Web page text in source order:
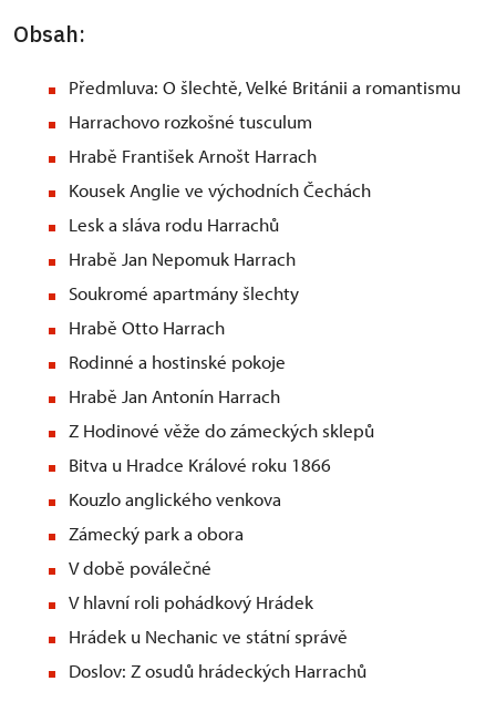
Obsah:
Předmluva: O šlechtě, Velké Británii a romantismu
Harrachovo rozkošné tusculum
Hrabě František Arnošt Harrach
Kousek Anglie ve východních Čechách
Lesk a sláva rodu Harrachů
Hrabě Jan Nepomuk Harrach
Soukromé apartmány šlechty
Hrabě Otto Harrach
Rodinné a hostinské pokoje
Hrabě Jan Antonín Harrach
Z Hodinové věže do zámeckých sklepů
Bitva u Hradce Králové roku 1866
Kouzlo anglického venkova
Zámecký park a obora
V době poválečné
V hlavní roli pohádkový Hrádek
Hrádek u Nechanic ve státní správě
Doslov: Z osudů hrádeckých Harrachů